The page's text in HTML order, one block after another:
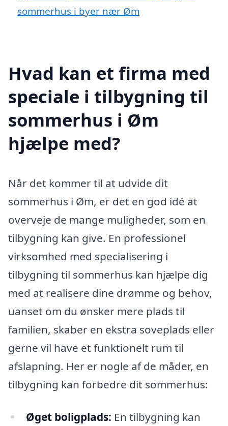
sommerhus i byer nær Øm
Hvad kan et firma med
speciale i tilbygning til
sommerhus i Øm
hjælpe med?
Når det kommer til at udvide dit
sommerhus i Øm, er det en god idé at
overveje de mange muligheder, som en
tilbygning kan give. En professionel
virksomhed med specialisering i
tilbygning til sommerhus kan hjælpe dig
med at realisere dine drømme og behov,
uanset om du ønsker mere plads til
familien, skaber en ekstra soveplads eller
gerne vil have et funktionelt rum til
afslapning. Her er nogle af de måder, en
tilbygning kan forbedre dit sommerhus:
Øget boligplads: En tilbygning kan